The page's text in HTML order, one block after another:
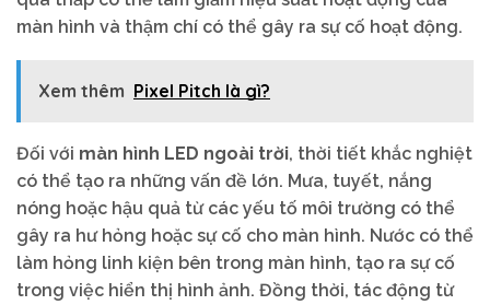
màn hình và thậm chí có thể gây ra sự cố hoạt động.
Xem thêm Pixel Pitch là gì?
Đối với màn hình LED ngoài trời, thời tiết khắc nghiệt
có thể tạo ra những vấn đề lớn. Mưa, tuyết, nắng
nóng hoặc hậu quả từ các yếu tố môi trường có thể
gây ra hư hỏng hoặc sự cố cho màn hình. Nước có thể
làm hỏng linh kiện bên trong màn hình, tạo ra sự cố
trong việc hiển thị hình ảnh. Đồng thời, tác động từ